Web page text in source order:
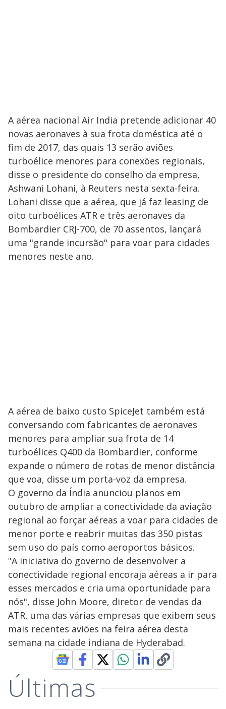
A aérea nacional Air India pretende adicionar 40
novas aeronaves à sua frota doméstica até o
fim de 2017, das quais 13 serão aviões
turboélice menores para conexões regionais,
disse o presidente do conselho da empresa,
Ashwani Lohani, à Reuters nesta sexta-feira.
Lohani disse que a aérea, que já faz leasing de
oito turboélices ATR e três aeronaves da
Bombardier CRJ-700, de 70 assentos, lançará
uma "grande incursão" para voar para cidades
menores neste ano.
A aérea de baixo custo SpiceJet também está
conversando com fabricantes de aeronaves
menores para ampliar sua frota de 14
turboélices Q400 da Bombardier, conforme
expande o número de rotas de menor distância
que voa, disse um porta-voz da empresa.
O governo da Índia anunciou planos em
outubro de ampliar a conectividade da aviação
regional ao forçar aéreas a voar para cidades de
menor porte e reabrir muitas das 350 pistas
sem uso do país como aeroportos básicos.
"A iniciativa do governo de desenvolver a
conectividade regional encoraja aéreas a ir para
esses mercados e cria uma oportunidade para
nós", disse John Moore, diretor de vendas da
ATR, uma das várias empresas que exibem seus
mais recentes aviões na feira aérea desta
semana na cidade indiana de Hyderabad.
Últimas